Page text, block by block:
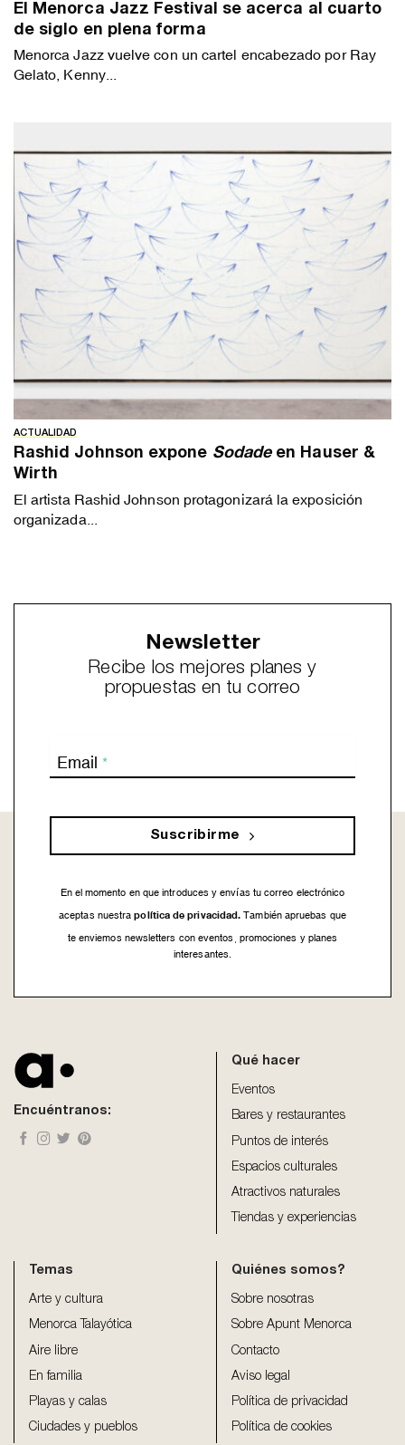
El Menorca Jazz Festival se acerca al cuarto
de siglo en plena forma
Menorca Jazz vuelve con un cartel encabezado por Ray
Gelato, Kenny...
ACTUALIDAD
Rashid Johnson expone Sodadeen Hauser &
Wirth
El artista Rashid Johnson protagonizará la exposición
organizada...
Newsletter
Recibe los mejores planes y
propuestas en tu correo
Email *
Suscribirme
En el momento en que introduces y envías tu correo electrónico
aceptas nuestra política de privacidad. También apruebas que
te enviemos newsletters con eventos, promociones y planes
interesantes.
left
Encuéntranos:
Qué hacer
Eventos
Bares y restaurantes
Puntos de interés
Espacios culturales
Atractivos naturales
Tiendas y experiencias
Temas
Arte y cultura
Menorca Talayótica
Aire libre
En familia
Playas y calas
Ciudades y pueblos
Quiénes somos?
Sobre nosotras
Sobre Apunt Menorca
Contacto
Aviso legal
Política de privacidad
Política de cookies